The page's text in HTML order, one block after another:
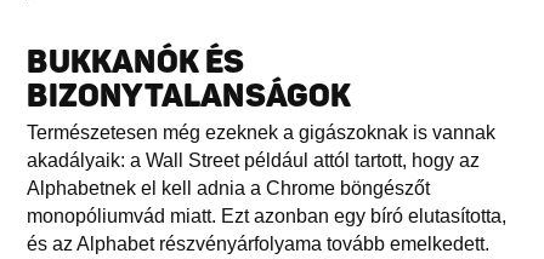
BUKKANÓK ÉS
BIZONYTALANSÁGOK
Természetesen még ezeknek a gigászoknak is vannak
akadályaik: a Wall Street például attól tartott, hogy az
Alphabetnek el kell adnia a Chrome böngészőt
monopóliumvád miatt. Ezt azonban egy bíró elutasította,
és az Alphabet részvényárfolyama tovább emelkedett.